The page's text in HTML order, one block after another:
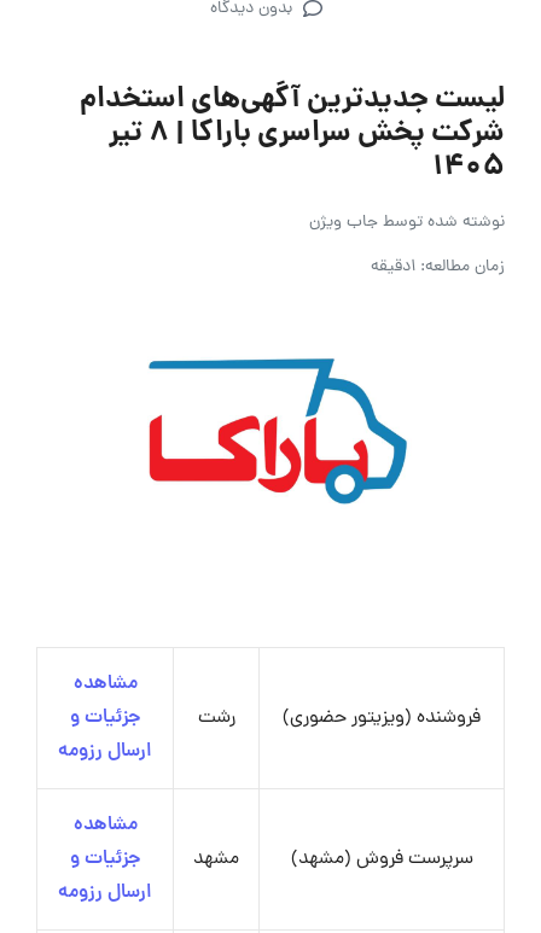
بدون دیدگاه
لیست جدیدترین آگهی‌های استخدام
شرکت پخش سراسری باراکا | ۸ تیر
۱۴۰۵
نوشته شده توسطجاب ویژن
زمان مطالعه: 1دقیقه
فروشنده (ویزیتور حضوری) رشت
مشاهده
جزئیات و
ارسال رزومه
سرپرست فروش (مشهد) مشهد
مشاهده
جزئیات و
ارسال رزومه